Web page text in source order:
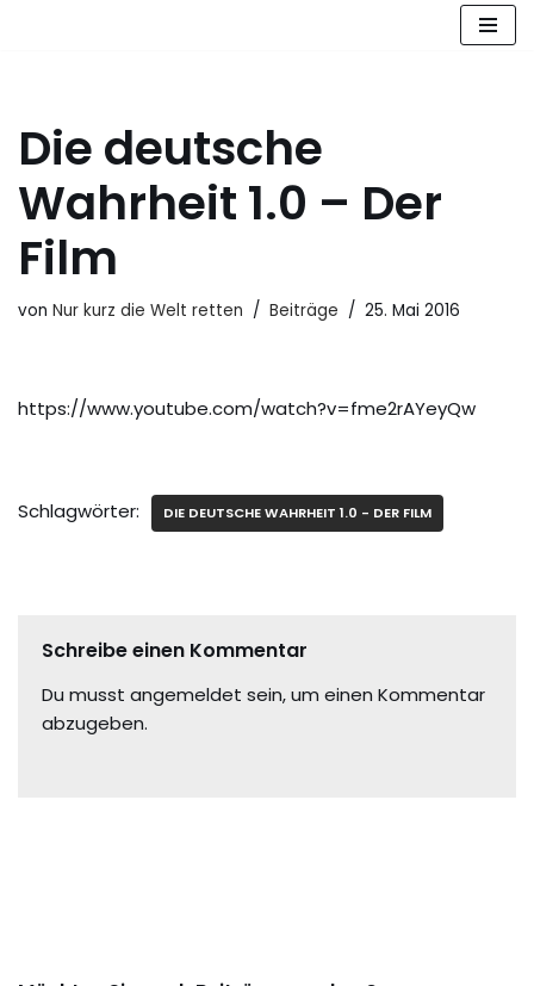
Die deutsche
Wahrheit 1.0 – Der
Film
von Nur kurz die Welt retten Beiträge 25. Mai 2016
https://www.youtube.com/watch?v=fme2rAYeyQw
Schlagwörter: DIE DEUTSCHE WAHRHEIT 1.0 - DER FILM
Schreibe einen Kommentar
Du musst angemeldet sein, um einen Kommentar
abzugeben.